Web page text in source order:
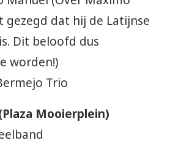
gezegd dat hij de Latijnse
Dit beloofd dus
worden!)
Trio
Mooierplein)